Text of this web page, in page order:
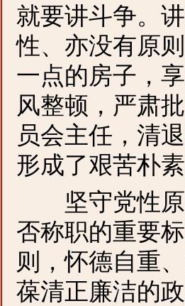
就要讲斗争。
性、亦没有原
一点的房子，
风整顿，严肃
员会主任，清
形成了艰苦朴
坚守党性原
否称职的重要
则，怀德自重
葆清正廉洁的